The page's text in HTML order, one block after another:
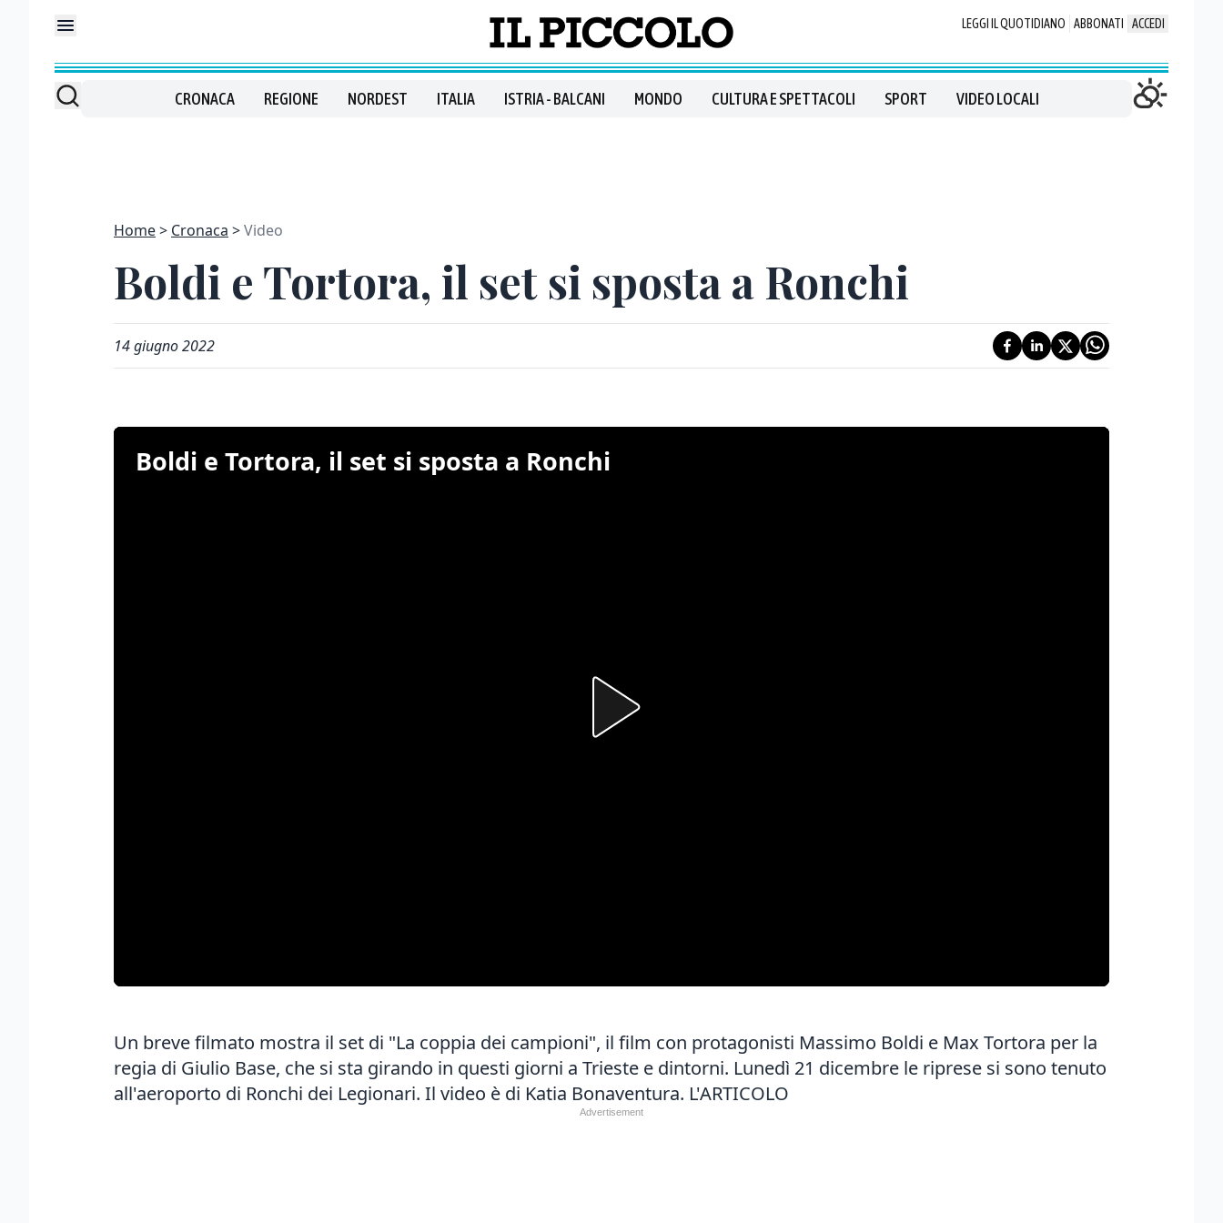
LEGGI IL QUOTIDIANO ABBONATI ACCEDI
CRONACA REGIONE NORDEST ITALIA ISTRIA - BALCANI MONDO CULTURA E SPETTACOLI SPORT VIDEO LOCALI
Home Cronaca Video
Boldi e Tortora, il set si sposta a Ronchi
14 giugno 2022
Boldi e Tortora, il set si sposta a Ronchi
Un breve filmato mostra il set di "La coppia dei campioni", il film con protagonisti Massimo Boldi e Max Tortora per la
regia di Giulio Base, che si sta girando in questi giorni a Trieste e dintorni. Lunedì 21 dicembre le riprese si sono tenuto
all'aeroporto di Ronchi dei Legionari. Il video è di Katia Bonaventura. L'ARTICOLO